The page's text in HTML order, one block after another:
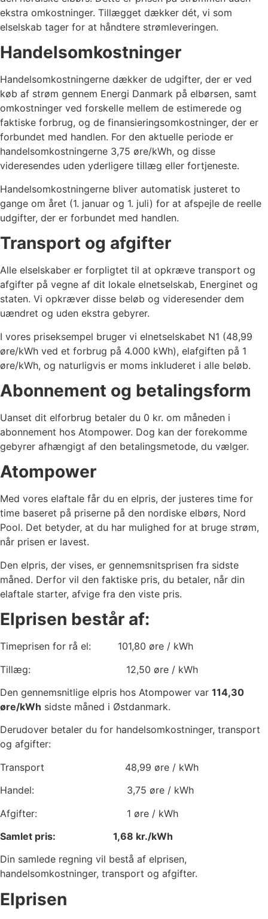
ekstra omkostninger. Tillægget dækker dét, vi som
elselskab tager for at håndtere strømleveringen.
Handelsomkostninger
Handelsomkostningerne dækker de udgifter, der er ved
køb af strøm gennem Energi Danmark på elbørsen, samt
omkostninger ved forskelle mellem de estimerede og
faktiske forbrug, og de finansieringsomkostninger, der er
forbundet med handlen. For den aktuelle periode er
handelsomkostningerne 3,75 øre/kWh, og disse
videresendes uden yderligere tillæg eller fortjeneste.
Handelsomkostningerne bliver automatisk justeret to
gange om året (1. januar og 1. juli) for at afspejle de reelle
udgifter, der er forbundet med handlen.
Transport og afgifter
Alle elselskaber er forpligtet til at opkræve transport og
afgifter på vegne af dit lokale elnetselskab, Energinet og
staten. Vi opkræver disse beløb og videresender dem
uændret og uden ekstra gebyrer.
I vores priseksempel bruger vi elnetselskabet N1 (48,99
øre/kWh ved et forbrug på 4.000 kWh), elafgiften på 1
øre/kWh, og naturligvis er moms inkluderet i alle beløb.
Abonnement og betalingsform
Uanset dit elforbrug betaler du 0 kr. om måneden i
abonnement hos Atompower. Dog kan der forekomme
gebyrer afhængigt af den betalingsmetode, du vælger.
Atompower
Med vores elaftale får du en elpris, der justeres time for
time baseret på priserne på den nordiske elbørs, Nord
Pool. Det betyder, at du har mulighed for at bruge strøm,
når prisen er lavest.
Den elpris, der vises, er gennemsnitsprisen fra sidste
måned. Derfor vil den faktiske pris, du betaler, når din
elaftale starter, afvige fra den viste pris.
Elprisen består af:
Timeprisen for rå el: 101,80 øre / kWh
Tillæg: 12,50 øre / kWh
Den gennemsnitlige elpris hos Atompower var 114,30
øre/kWh sidste måned i Østdanmark.
Derudover betaler du for handelsomkostninger, transport
og afgifter:
Transport 48,99 øre / kWh
Handel: 3,75 øre / kWh
Afgifter: 1 øre / kWh
Samlet pris: 1,68 kr./kWh
Din samlede regning vil bestå af elprisen,
handelsomkostninger, transport og afgifter.
Elprisen